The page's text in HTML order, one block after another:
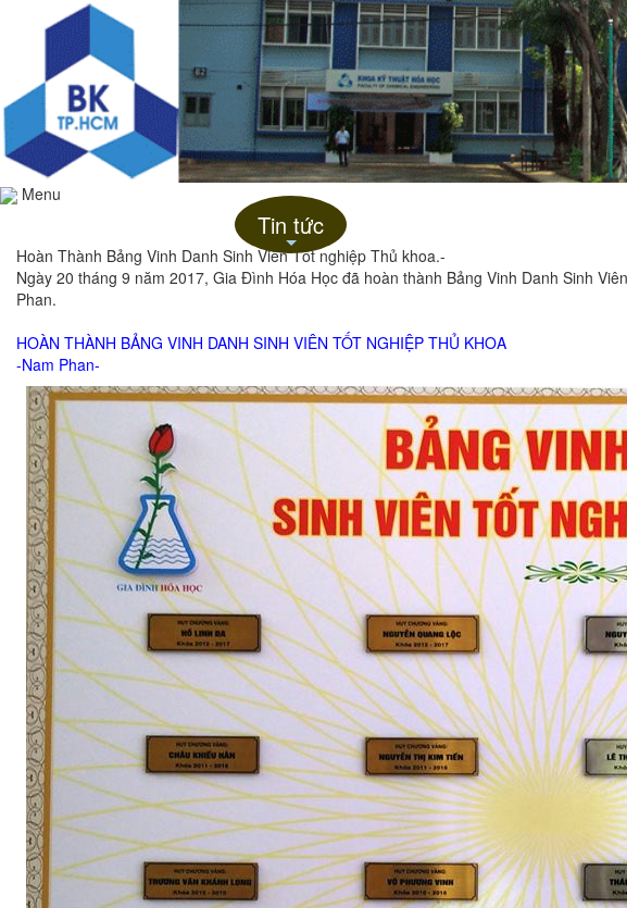
Menu
+
Tin tức
Hoàn Thành Bảng Vinh Danh Sinh Viên Tốt nghiệp Thủ khoa.-
Ngày 20 tháng 9 năm 2017, Gia Đình Hóa Học đã hoàn thành Bảng Vinh Danh Sinh
Phan.
HOÀN THÀNH BẢNG VINH DANH SINH VIÊN TỐT NGHIỆP THỦ KHOA
-Nam Phan-